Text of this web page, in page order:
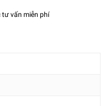
tư vấn miễn phí